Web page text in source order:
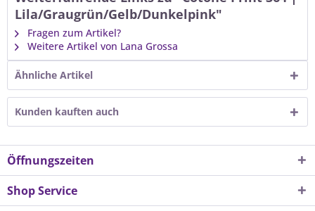
Lila/Graugrün/Gelb/Dunkelpink"
Fragen zum Artikel?
Weitere Artikel von Lana Grossa
Ähnliche Artikel
Kunden kauften auch
Öffnungszeiten
Shop Service